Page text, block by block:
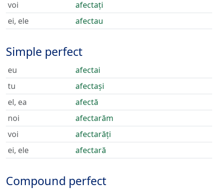
voi
afectați
ei, ele
afectau
Simple perfect
eu
afectai
tu
afectași
el, ea
afectă
noi
afectarăm
voi
afectarăți
ei, ele
afectară
Compound perfect